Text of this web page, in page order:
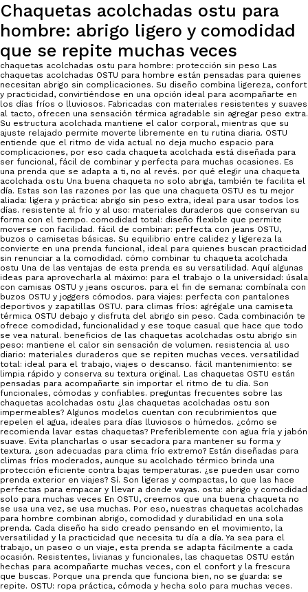
Chaquetas acolchadas ostu para
hombre: abrigo ligero y comodidad
que se repite muchas veces
chaquetas acolchadas ostu para hombre: protección sin peso Las
chaquetas acolchadas OSTU para hombre están pensadas para quienes
necesitan abrigo sin complicaciones. Su diseño combina ligereza, confort
y practicidad, convirtiéndose en una opción ideal para acompañarte en
los días fríos o lluviosos. Fabricadas con materiales resistentes y suaves
al tacto, ofrecen una sensación térmica agradable sin agregar peso extra.
Su estructura acolchada mantiene el calor corporal, mientras que su
ajuste relajado permite moverte libremente en tu rutina diaria. OSTU
entiende que el ritmo de vida actual no deja mucho espacio para
complicaciones, por eso cada chaqueta acolchada está diseñada para
ser funcional, fácil de combinar y perfecta para muchas ocasiones. Es
una prenda que se adapta a ti, no al revés. por qué elegir una chaqueta
acolchada ostu Una buena chaqueta no solo abriga, también te facilita el
día. Estas son las razones por las que una chaqueta OSTU es tu mejor
aliada: ligera y práctica: abrigo sin peso extra, ideal para usar todos los
días. resistente al frío y al uso: materiales duraderos que conservan su
forma con el tiempo. comodidad total: diseño flexible que permite
moverse con facilidad. fácil de combinar: perfecta con jeans OSTU,
buzos o camisetas básicas. Su equilibrio entre calidez y ligereza la
convierte en una prenda funcional, ideal para quienes buscan practicidad
sin renunciar a la comodidad. cómo combinar tu chaqueta acolchada
ostu Una de las ventajas de esta prenda es su versatilidad. Aquí algunas
ideas para aprovecharla al máximo: para el trabajo o la universidad: úsala
con camisas OSTU y jeans oscuros. para el fin de semana: combínala con
buzos OSTU y joggers cómodos. para viajes: perfecta con pantalones
deportivos y zapatillas OSTU. para climas fríos: agrégale una camiseta
térmica OSTU debajo y disfruta del abrigo sin peso. Cada combinación te
ofrece comodidad, funcionalidad y ese toque casual que hace que todo
se vea natural. beneficios de las chaquetas acolchadas ostu abrigo sin
peso: mantiene el calor sin sensación de volumen. resistencia al uso
diario: materiales duraderos que se repiten muchas veces. versatilidad
total: ideal para el trabajo, viajes o descanso. fácil mantenimiento: se
limpia rápido y conserva su textura original. Las chaquetas OSTU están
pensadas para acompañarte sin importar el ritmo de tu día. Son
funcionales, cómodas y confiables. preguntas frecuentes sobre las
chaquetas acolchadas ostu ¿las chaquetas acolchadas ostu son
impermeables? Algunos modelos cuentan con recubrimientos que
repelen el agua, ideales para días lluviosos o húmedos. ¿cómo se
recomienda lavar estas chaquetas? Preferiblemente con agua fría y jabón
suave. Evita plancharlas o usar secadora para mantener su forma y
textura. ¿son adecuadas para clima frío extremo? Están diseñadas para
climas fríos moderados, aunque su acolchado térmico brinda una
protección eficiente contra bajas temperaturas. ¿se pueden usar como
prenda exterior en viajes? Sí. Son ligeras y compactas, lo que las hace
perfectas para empacar y llevar a donde vayas. ostu: abrigo y comodidad
solo para muchas veces En OSTU, creemos que una buena chaqueta no
se usa una vez, se usa muchas. Por eso, nuestras chaquetas acolchadas
para hombre combinan abrigo, comodidad y durabilidad en una sola
prenda. Cada diseño ha sido creado pensando en el movimiento, la
versatilidad y la practicidad que necesita tu día a día. Ya sea para el
trabajo, un paseo o un viaje, esta prenda se adapta fácilmente a cada
ocasión. Resistentes, livianas y funcionales, las chaquetas OSTU están
hechas para acompañarte muchas veces, con el confort y la frescura
que buscas. Porque una prenda que funciona bien, no se guarda: se
repite. OSTU: ropa práctica, cómoda y hecha solo para muchas veces.